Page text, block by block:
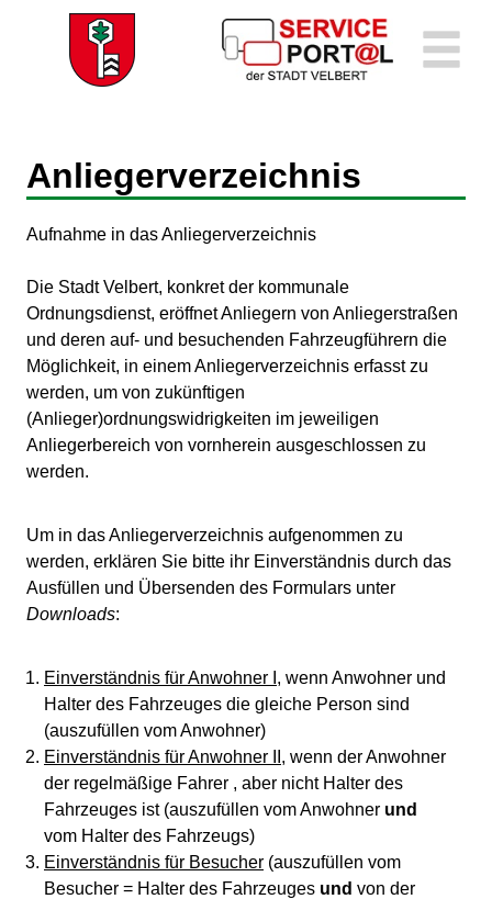
Zum Hauptinhalt springen
Zum Header
Zum Hauptinhalt
Zum Footer
Anliegerverzeichnis
Kurzbeschreibung
Aufnahme in das Anliegerverzeichnis
Beschreibung
Die Stadt Velbert, konkret der kommunale
Ordnungsdienst, eröffnet Anliegern von Anliegerstraßen
und deren auf- und besuchenden Fahrzeugführern die
Möglichkeit, in einem Anliegerverzeichnis erfasst zu
werden, um von zukünftigen
(Anlieger)ordnungswidrigkeiten im jeweiligen
Anliegerbereich von vornherein ausgeschlossen zu
werden.
Um in das Anliegerverzeichnis aufgenommen zu
werden, erklären Sie bitte ihr Einverständnis durch das
Ausfüllen und Übersenden des Formulars unter
Downloads:
Einverständnis für Anwohner I , wenn Anwohner und
Halter des Fahrzeuges die gleiche Person sind
(auszufüllen vom Anwohner)
Einverständnis für Anwohner II , wenn der Anwohner
der regelmäßige Fahrer , aber nicht Halter des
Fahrzeuges ist (auszufüllen vom Anwohner und
vom Halter des Fahrzeugs)
Einverständnis für Besucher (auszufüllen vom
Besucher = Halter des Fahrzeuges und von der